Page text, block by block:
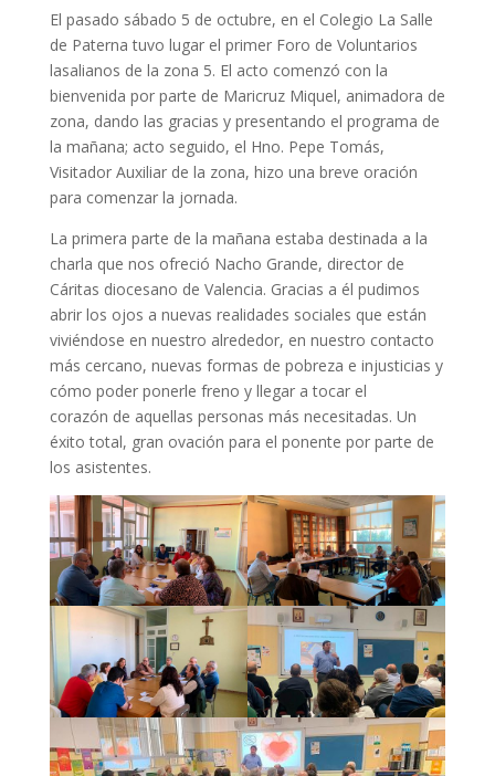
El pasado sábado 5 de octubre, en el Colegio La Salle
de Paterna tuvo lugar el primer Foro de Voluntarios
lasalianos de la zona 5. El acto comenzó con la
bienvenida por parte de Maricruz Miquel, animadora de
zona, dando las gracias y presentando el programa de
la mañana; acto seguido, el Hno. Pepe Tomás,
Visitador Auxiliar de la zona, hizo una breve oración
para comenzar la jornada.
La primera parte de la mañana estaba destinada a la
charla que nos ofreció Nacho Grande, director de
Cáritas diocesano de Valencia. Gracias a él pudimos
abrir los ojos a nuevas realidades sociales que están
viviéndose en nuestro alrededor, en nuestro contacto
más cercano, nuevas formas de pobreza e injusticias y
cómo poder ponerle freno y llegar a tocar el
corazón de aquellas personas más necesitadas. Un
éxito total, gran ovación para el ponente por parte de
los asistentes.